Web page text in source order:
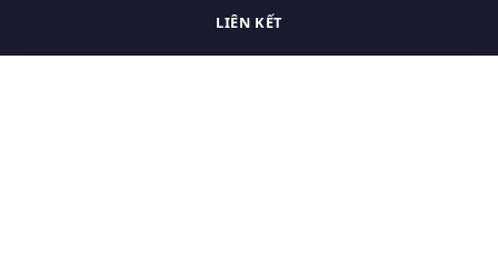
LIÊN KẾT